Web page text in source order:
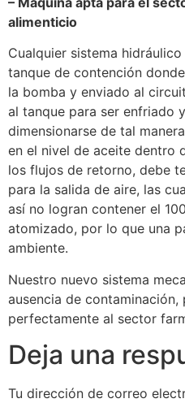
alimenticio
Cualquier sistema
tanque de contención
la bomba y enviado al
al tanque para ser enfriado
dimensionarse de tal
en el nivel de aceite dentro
los flujos de retorno, debe
para la salida de aire, las
así no logran contener el
atomizado, por lo que una
ambiente.
Nuestro nuevo sistema
ausencia de
perfectamente al sector
Deja una
Tu dirección de correo